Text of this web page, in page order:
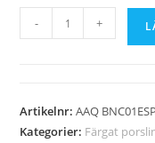
- +
Artikelnr:AAQ
Kategorier: Färgat